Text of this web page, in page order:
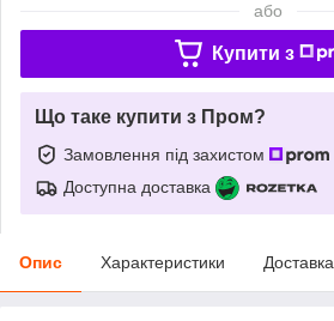
або
Купити з
Що таке купити з Пром?
Замовлення під захистом
Доступна доставка
Опис Характеристики Доставка